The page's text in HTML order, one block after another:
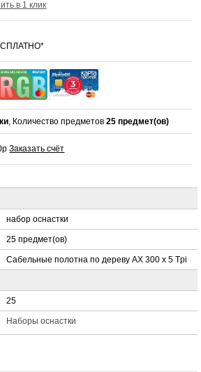
в 1 клик
, Количество предметов25 предмет(ов)
Заказать счёт
набор оснастки
25 предмет(ов)
Сабельные полотна по дереву AX 300 x 5 Tpi
25
Наборы оснастки